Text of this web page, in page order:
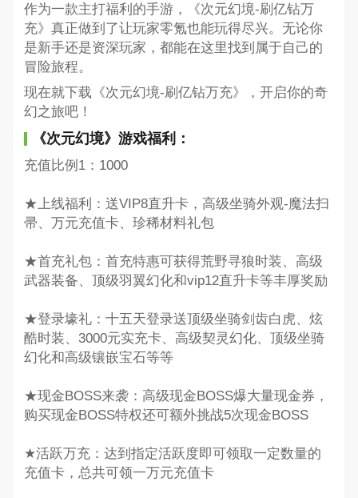
作为一款主打福利的手游，《次元幻境-刷亿钻万
充》真正做到了让玩家零氪也能玩得尽兴。无论你
是新手还是资深玩家，都能在这里找到属于自己的
冒险旅程。
现在就下载《次元幻境-刷亿钻万充》，开启你的奇
幻之旅吧！
《次元幻境》游戏福利：
充值比例1：1000
★上线福利：送VIP8直升卡，高级坐骑外观-魔法扫
帚、万元充值卡、珍稀材料礼包
★首充礼包：首充特惠可获得荒野寻狼时装、高级
武器装备、顶级羽翼幻化和vip12直升卡等丰厚奖励
★登录壕礼：十五天登录送顶级坐骑剑齿白虎、炫
酷时装、3000元实充卡、高级契灵幻化、顶级坐骑
幻化和高级镶嵌宝石等等
★现金BOSS来袭：高级现金BOSS爆大量现金券，
购买现金BOSS特权还可额外挑战5次现金BOSS
★活跃万充：达到指定活跃度即可领取一定数量的
充值卡，总共可领一万元充值卡